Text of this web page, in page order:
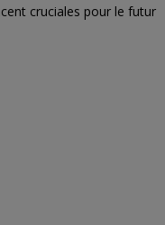
cruciales pour le futur